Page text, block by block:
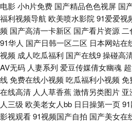
级片网络 91福利网站 99久久国产精品系列
干14P 丝袜人妻20P 蜜桃肏屄 国产精品精
91少妇啪啪婷婷超碰 91com视频精彩 少
莓在线看 日韩伦理视频在线观看 国产精品
中文字幕 四虎视频麻豆 先锋影视电影人妻
电影小h片免费 国产精品色色视屏 国
福利视频导航 欧美喷水影院 91爱爱视
频 国产高清一卡新区 国产看片资源
91华人 国产日韩一区二区 日本网站在
视频 成人吃瓜福利 国产在线9操碰高
AV无码 人妻系列 爱豆传媒倩女幽魂
线免费在线小视频 吃瓜福利小视频 免
在线高清 人人草香蕉激情另类图片 亚
人三级 欧美老女人bb 日日操第一页
影视观看91视频国产自拍 国产美女在